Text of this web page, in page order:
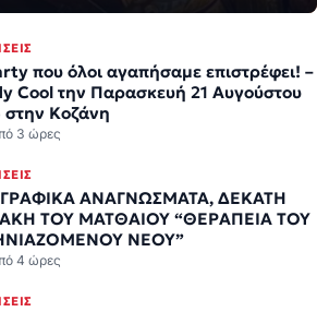
που όλοι αγαπήσαμε επιστρέφει! –
Cool την Παρασκευή 21 Αυγούστου
στην Κοζάνη
3 ώρες
ΑΝΑΓΝΩΣΜΑΤΑ, ΔΕΚΑΤΗ
ΤΟΥ ΜΑΤΘΑΙΟΥ “ΘΕΡΑΠΕΙΑ ΤΟΥ
ΝΕΟΥ”
4 ώρες